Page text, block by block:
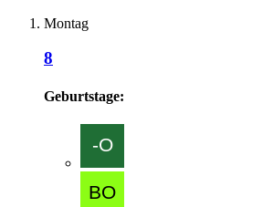
Montag
8
Geburtstage: